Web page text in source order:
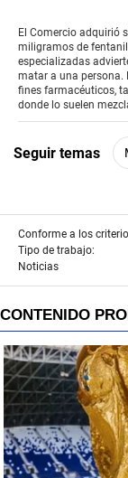
of
3
minutes,
17
seconds
El Comercio adquirió
miligramos de
especializadas
matar a una persona.
fines farmacéuticos,
donde lo suelen
Seguir temas
Conforme a los
Tipo de trabajo:
Noticias